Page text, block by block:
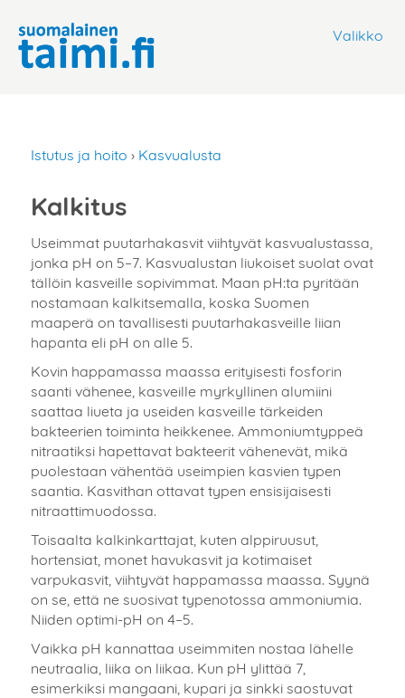
Valikko
Istutus ja hoito › Kasvualusta
Kalkitus
Useimmat puutarhakasvit viihtyvät kasvualustassa,
jonka pH on 5–7. Kasvualustan liukoiset suolat ovat
tällöin kasveille sopivimmat. Maan pH:ta pyritään
nostamaan kalkitsemalla, koska Suomen
maaperä on tavallisesti puutarhakasveille liian
hapanta eli pH on alle 5.
Kovin happamassa maassa erityisesti fosforin
saanti vähenee, kasveille myrkyllinen alumiini
saattaa liueta ja useiden kasveille tärkeiden
bakteerien toiminta heikkenee. Ammoniumtyppeä
nitraatiksi hapettavat bakteerit vähenevät, mikä
puolestaan vähentää useimpien kasvien typen
saantia. Kasvithan ottavat typen ensisijaisesti
nitraattimuodossa.
Toisaalta kalkinkarttajat, kuten alppiruusut,
hortensiat, monet havukasvit ja kotimaiset
varpukasvit, viihtyvät happamassa maassa. Syynä
on se, että ne suosivat typenotossa ammoniumia.
Niiden optimi-pH on 4–5.
Vaikka pH kannattaa useimmiten nostaa lähelle
neutraalia, liika on liikaa. Kun pH ylittää 7,
esimerkiksi mangaani, kupari ja sinkki saostuvat